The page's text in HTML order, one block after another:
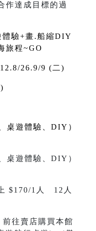
作達成目標的過
體驗+畫.船縮DIY
旅程~GO
26.9/9 (二)
桌遊體驗、DIY）
桌遊體驗、DIY）
$170/1 人 12 人
往賣店購買本館